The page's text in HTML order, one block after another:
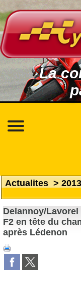
La
Actualites > 2013
Delannoy/
F2 en tête du
après Lédenon